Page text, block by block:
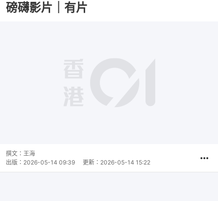
磅礴影片｜有片
撰文： 王海
出版： 2026-05-14 09:39 更新： 2026-05-14 15:22